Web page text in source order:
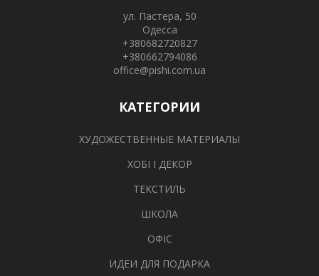
ул. Пастера, 50
Одесса
+380682720827
+380662794086
office@pishi.com.ua
КАТЕГОРИИ
ХУДОЖЕСТВЕННЫЕ МАТЕРИАЛЫ
ХОБІ І ДЕКОР
ТЕКСТИЛЬ
ШКОЛА
ОФІС
ИДЕИ ДЛЯ ПОДАРКА